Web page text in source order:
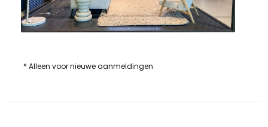
* Alleen voor nieuwe aanmeldingen